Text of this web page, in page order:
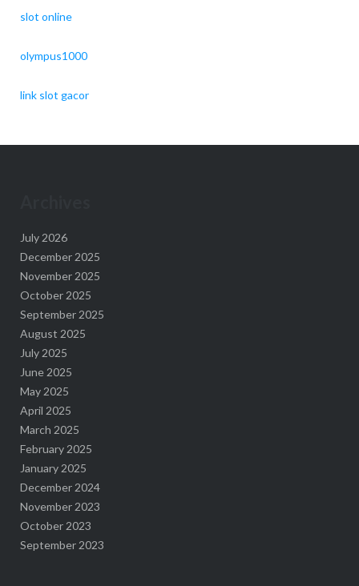
slot online
olympus1000
link slot gacor
July 2026
December 2025
November 2025
October 2025
September 2025
August 2025
July 2025
June 2025
May 2025
April 2025
March 2025
February 2025
January 2025
December 2024
November 2023
October 2023
September 2023